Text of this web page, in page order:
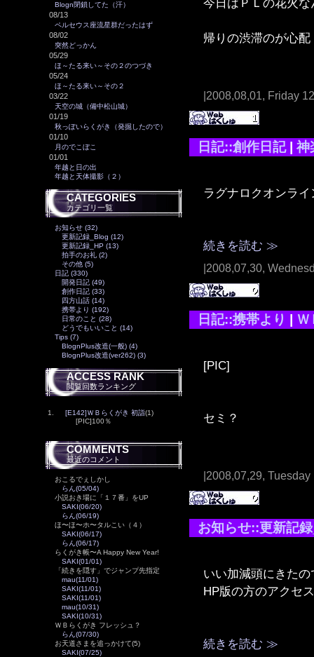
Blogn閉鎖してた（汗）
08/13
ペルセウス座流星群だったはず
08/02
突然どっかん
05/29
ほ～たる来い～その２のつづき
05/24
ほ～たる来い～その２
03/22
天空の城（備中松山城）
01/19
秋っぽいらくがき（発掘したので）
01/10
月のでこぼこ
01/01
年越と日の出
年越と天体撮影（２）
CATEGORIES
カテゴリ一覧
お知らせ (32)
更新記録_Blog (12)
更新記録_HP (13)
拍手のお礼 (2)
その他 (5)
日記 (330)
開発日記 (49)
創作日記 (33)
四方山話 (14)
携帯より (192)
日常のこと (28)
どうでもいいこと (14)
Tips (7)
BlognPlus改造(一般) (4)
BlognPlus改造(ver262) (3)
ACCESS RANK
閲覧回数ランキング
1. [E142]ＷＢらくがき 初詣(1)
[PIC]100％
COMMENTS
最近のコメント
おこるでぇしかし
らん(05/04)
小説おき場に「１７番」をUP
SAKI(06/20)
らん(06/19)
ほ〜ほ〜ホ〜タルこい（４）
SAKI(06/17)
らん(06/17)
らくがき帳〜A Happy New Year!
SAKI(01/01)
「続きを隠す」でジャンプ先指定
mau(11/01)
SAKI(11/01)
SAKI(11/01)
mau(10/31)
SAKI(10/31)
ＷＢらくがき フレッシュ？
らん(07/30)
お天道さまを追っかけて(5)
SAKI(07/25)
帰りの渋滞のが心配
|2008,08,01, Friday
日記::創作日記|神
ラグナロクオンラ
続きを読む ≫
|2008,07,30,
日記::携帯より Ｗ
[PIC]
セミ？
|2008,07,29,
お知らせ::更新記
いい加減頭にきたの
HP版の方のアクセ
続きを読む ≫